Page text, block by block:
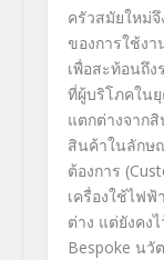
ครัวสมัยใหม่
ของการใช้ง
เพื่อสะท้อนถึ
ที่ผู้บริโภคใน
แตกต่างจาก
สินค้าในลักษ
ต้องการ (
เครื่องใช้ไฟ
ต่าง แต่ยังคง
Bespoke นวั